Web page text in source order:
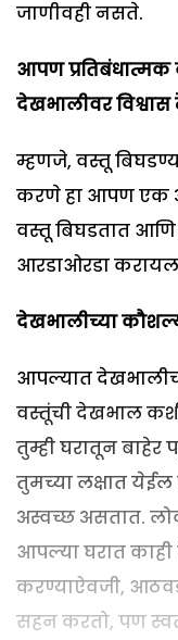
जाणीवही नसते.
आपण प्रतिबंधात्मक
देखभालीवर विश्वास
म्हणजे, वस्तू
करणे हा आपण एक
वस्तू बिघडतात
आरडाओरडा
देखभालीच्या
आपल्यात
वस्तूंची देखभाल
तुम्ही घरातून
तुमच्या लक्षात
अस्वच्छ असतात.
आपल्या घरात
करण्याऐवजी,
सहन करतो, पण